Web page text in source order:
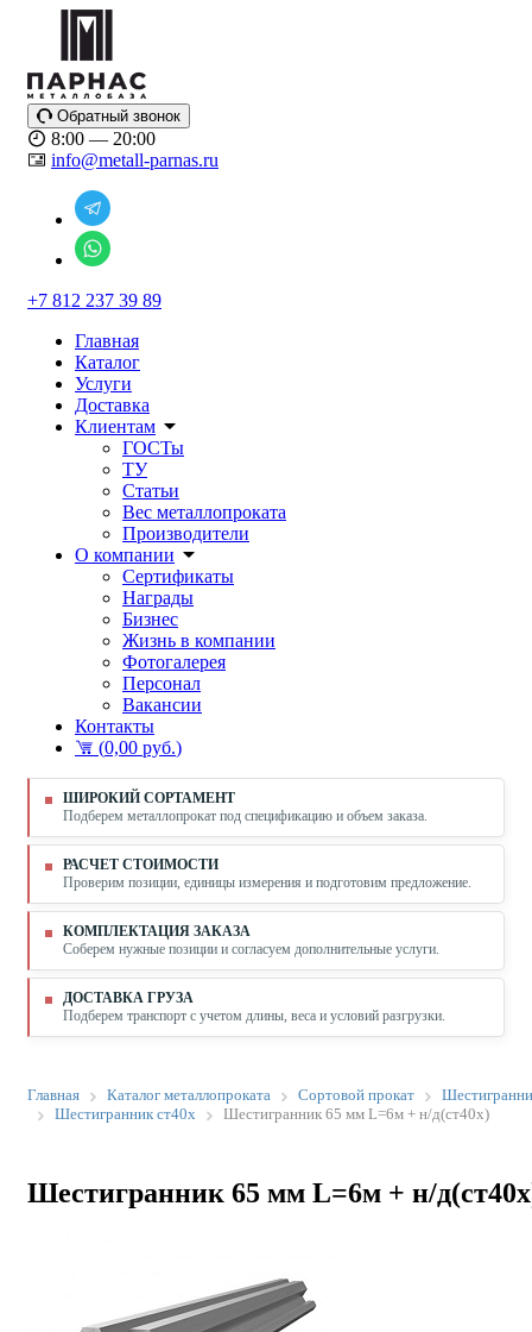
Обратный звонок
8:00 — 20:00
info@metall-parnas.ru
+7 812 237 39 89
Главная
Каталог
Услуги
Доставка
Клиентам
ГОСТы
ТУ
Статьи
Вес металлопроката
Производители
О компании
Сертификаты
Награды
Бизнес
Жизнь в компании
Фотогалерея
Персонал
Вакансии
Контакты
(0,00 руб.)
ШИРОКИЙ СОРТАМЕНТ
Подберем металлопрокат под спецификацию и объем заказа.
РАСЧЕТ СТОИМОСТИ
Проверим позиции, единицы измерения и подготовим предложение.
КОМПЛЕКТАЦИЯ ЗАКАЗА
Соберем нужные позиции и согласуем дополнительные услуги.
ДОСТАВКА ГРУЗА
Подберем транспорт с учетом длины, веса и условий разгрузки.
Главная Каталог металлопроката Сортовой прокат
Шестигранник ст40х
Шестигранник 65 мм L=6м + н/д(ст40х)
Шестигранник 65 мм L=6м + н/